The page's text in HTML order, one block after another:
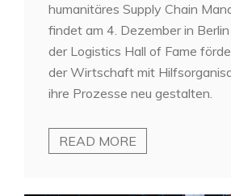
humanitäres Supply Chain
findet am 4. Dezember in
der Logistics Hall of Fame
der Wirtschaft mit
ihre Prozesse neu gestalten.
READ MORE